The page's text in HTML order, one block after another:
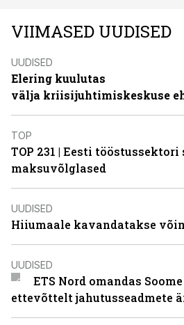
VIIMASED UUDISED
UUDISED
Elering kuulutas
välja kriisijuhtimiskeskuse
TOP
TOP 231 | Eesti tööstussektori
maksuvõlglased
UUDISED
Hiiumaale kavandatakse
UUDISED
ETS Nord omandas
ettevõttelt jahutusseadmete